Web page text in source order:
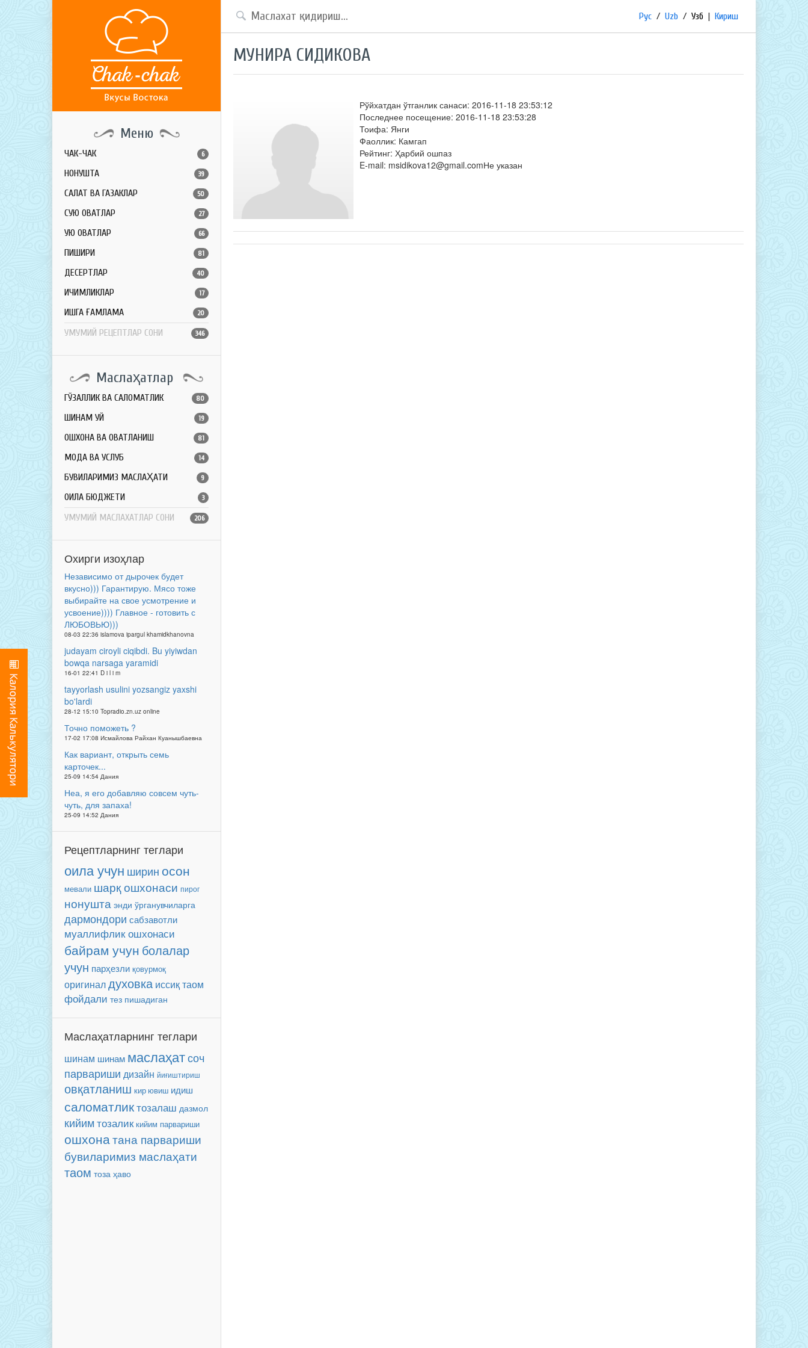
Меню
ЧАК-ЧАК 6
НОНУШТА 39
САЛАТ ВА ГАЗАКЛАР 50
СУЮҚ ОВҚАТЛАР 27
ҚУЮҚ ОВҚАТЛАР 66
ПИШИРИҚ 81
ДЕСЕРТЛАР 40
ИЧИМЛИКЛАР 17
ҚИШГА ҒАМЛАМА 20
УМУМИЙ РЕЦЕПТЛАР СОНИ 346
Маслаҳатлар
ГЎЗАЛЛИК ВА САЛОМАТЛИК 80
ШИНАМ УЙ 19
ОШХОНА ВА ОВҚАТЛАНИШ 81
МОДА ВА УСЛУБ 14
БУВИЛАРИМИЗ МАСЛАҲАТИ 9
ОИЛА БЮДЖЕТИ 3
УМУМИЙ МАСЛАХАТЛАР СОНИ 206
Охирги изоҳлар
Независимо от дырочек будет
вкусно))) Гарантирую. Мясо тоже
выбирайте на свое усмотрение и
усвоение)))) Главное - готовить с
ЛЮБОВЬЮ)))
08-03 22:36 islamova ipargul khamidkhanovna
judayam ciroyli ciqibdi. Bu yiyiwdan
bowqa narsaga yaramidi
16-01 22:41 D i l i m
tayyorlash usulini yozsangiz yaxshi
bo'lardi
28-12 15:10 Topradio.zn.uz online
Точно поможеть ?
17-02 17:08 Исмайлова Райхан Куанышбаевна
Как вариант, открыть семь
карточек...
25-09 14:54 Дания
Неа, я его добавляю совсем чуть-
чуть, для запаха!
25-09 14:52 Дания
Рецептларнинг теглари
оила учун ширин осон
мевали шарқ ошхонаси пирог
нонушта энди ўрганувчиларга
дармондори сабзавотли
муаллифлик ошхонаси
байрам учун болалар
учун парҳезли қовурмоқ
оригиналдуховка иссиқ таом
фойдали тез пишадиган
Маслаҳатларнинг теглари
шинам шинам маслаҳатсоч
парвариши дизайн йиғиштириш
овқатланиш кир ювиш идиш
саломатликтозалаш дазмол
кийимтозалик кийим парвариши
ошхонатана парвариши
бувиларимиз маслаҳати
таом тоза ҳаво
Рус / Uzb / Узб | Кириш
МУНИРА СИДИКОВА
Рўйхатдан ўтганлик санаси: 2016-11-18 23:53:12
Последнее посещение: 2016-11-18 23:53:28
Тоифа: Янги
Фаоллик: Камгап
Рейтинг: Ҳарбий ошпаз
E-mail: msidikova12@gmail.comНе указан